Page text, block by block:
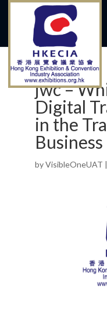
jwc –
Digital
in the
Business
byVisibleOneUAT |